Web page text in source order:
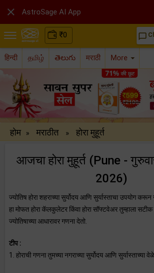
₹0 chat_bubble_outline
हिन्दी தமிழ் తెలుగు मराठी More
होम » मराठीत » होरा मुहूर्त
आजचा होरा मुहूर्त (Pune -
2026)
ज्योतिष होरा शहराच्या सुर्योदय आणि सुर्यास्ताचा उपयोग
हा मोफत होरा कॅलकुलेटर किंवा होरा सॉफ्टवेअर तुम्हाला सटीक
ज्योतिषाच्या आधारावर गणना देतो.
टीप :
1. होराची गणना तुमच्या नगराच्या सुर्योदय आणि सुर्यास्ताच्या
 AstroSage AI App